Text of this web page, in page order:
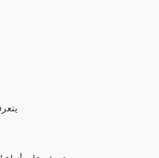
(2)